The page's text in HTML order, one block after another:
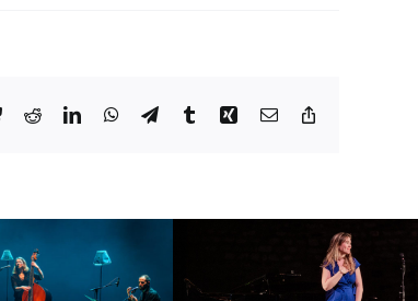
BlueskyRedditLinkedInWhatsApp
TelegramTumblrXing Email